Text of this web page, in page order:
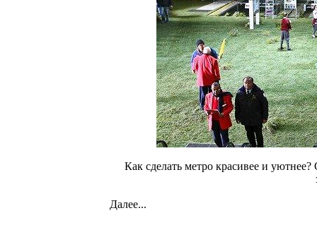
Как сделать метро красивее и
Далее...